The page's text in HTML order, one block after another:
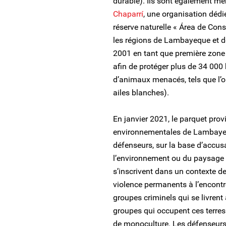
Chaparrí, une organisation
réserve naturelle « Área de
les régions de Lambayeque et
2001 en tant que première
afin de protéger plus de 34
d’animaux menacés, tels que
ailes blanches).
En janvier 2021, le parquet
environnementales de
défenseurs, sur la base
l’environnement ou du
s’inscrivent dans un contexte
violence permanents à
groupes criminels qui se livrent
groupes qui occupent ces
de monoculture. Les